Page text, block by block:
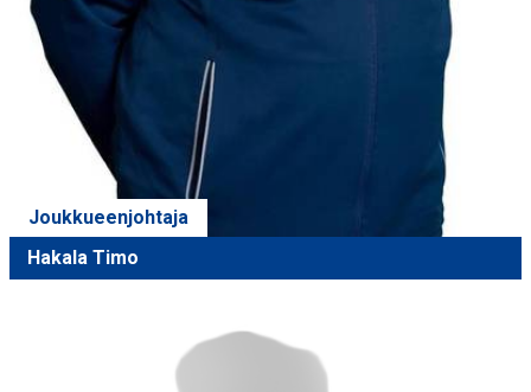
Joukkueenjohtaja
Hakala Timo